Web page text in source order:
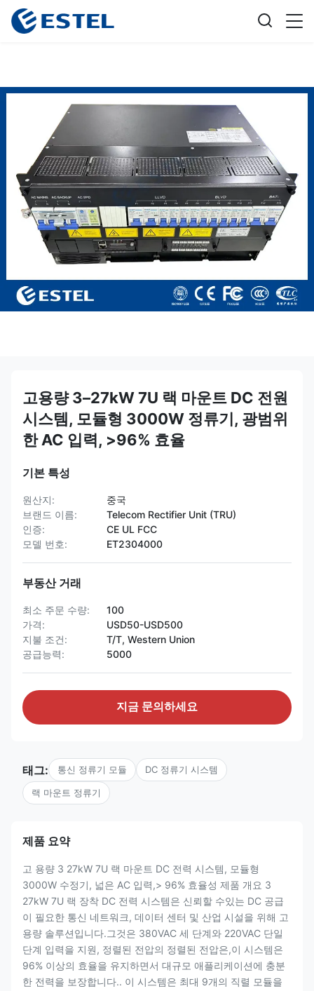
고용량 3–27kW 7U 랙 마운트 DC 전원
시스템, 모듈형 3000W 정류기, 광범위
한 AC 입력, >96% 효율
기본 특성
원산지:
중국
브랜드 이름:
Telecom Rectifier Unit (TRU)
인증:
CE UL FCC
모델 번호:
ET2304000
부동산 거래
최소 주문 수량:
100
가격:
USD50-USD500
지불 조건:
T/T, Western Union
공급능력:
5000
지금 문의하세요
태그: 통신 정류기 모듈 DC 정류기 시스템
랙 마운트 정류기
제품 요약
고 용량 3 27kW 7U 랙 마운트 DC 전력 시스템, 모듈형
3000W 수정기, 넓은 AC 입력,> 96% 효율성 제품 개요 3
27kW 7U 랙 장착 DC 전력 시스템은 신뢰할 수있는 DC 공급
이 필요한 통신 네트워크, 데이터 센터 및 산업 시설을 위해 고
용량 솔루션입니다.그것은 380VAC 세 단계와 220VAC 단일
단계 입력을 지원, 정렬된 전압의 정렬된 전압은,이 시스템은
96% 이상의 효율을 유지하면서 대규모 애플리케이션에 충분
한 전력을 보장합니다.. 이 시스템은 최대 9개의 직렬 모듈을